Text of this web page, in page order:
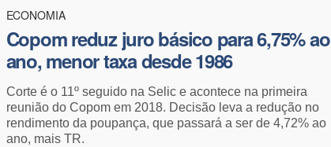
ECONOMIA
Copom reduz juro básico para 6,75% ao
ano, menor taxa desde 1986
Corte é o 11º seguido na Selic e acontece na primeira
reunião do Copom em 2018. Decisão leva a redução no
rendimento da poupança, que passará a ser de 4,72% ao
ano, mais TR.